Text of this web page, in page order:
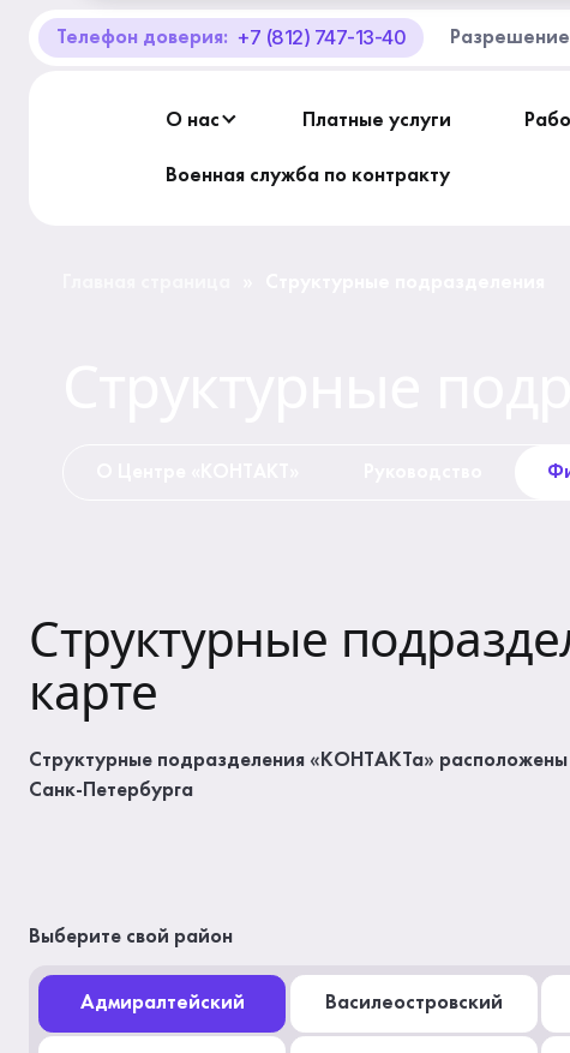
Телефон доверия: +7 (812) 747-13-40
О нас Платные услуги
Военная служба по контракту
Структурные
карте
Структурные подразделения «КОНТАКТа»
Санк-Петербурга
Выберите свой район
Адмиралтейский Василеостровский
О Центре «КОНТАКТ»